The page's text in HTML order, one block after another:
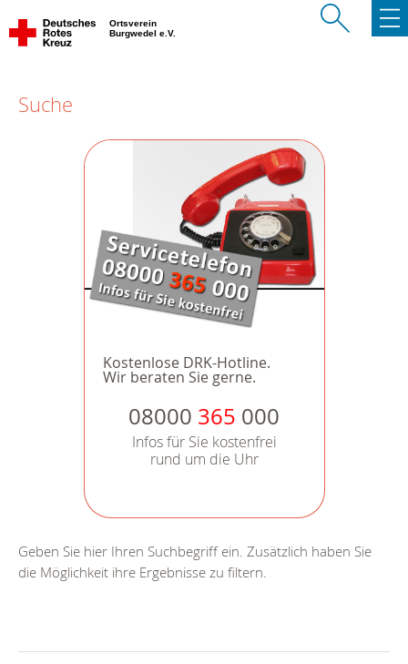
Ortsverein
Burgwedel e.V.
Suche
Kostenlose DRK-Hotline.
Wir beraten Sie gerne.
08000 365 000
Infos für Sie kostenfrei
rund um die Uhr
Geben Sie hier Ihren Suchbegriff ein. Zusätzlich haben Sie
die Möglichkeit ihre Ergebnisse zu filtern.